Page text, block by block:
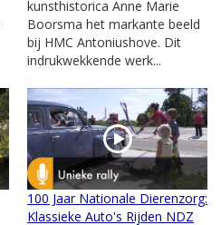
kunsthistorica Anne Marie
Boorsma het markante beeld
bij HMC Antoniushove. Dit
indrukwekkende werk...
100 Jaar Nationale Dierenzorg:
Klassieke Auto's Rijden NDZ